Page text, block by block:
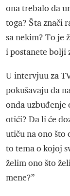
ona trebalo da
toga? Šta znači
sa nekim? To je
i postanete bolji
U intervjuu za
pokušavaju da
onda uzbuđenje
otići? Da li će
utiču na ono što
to tema o kojoj
želim ono što
mene?”